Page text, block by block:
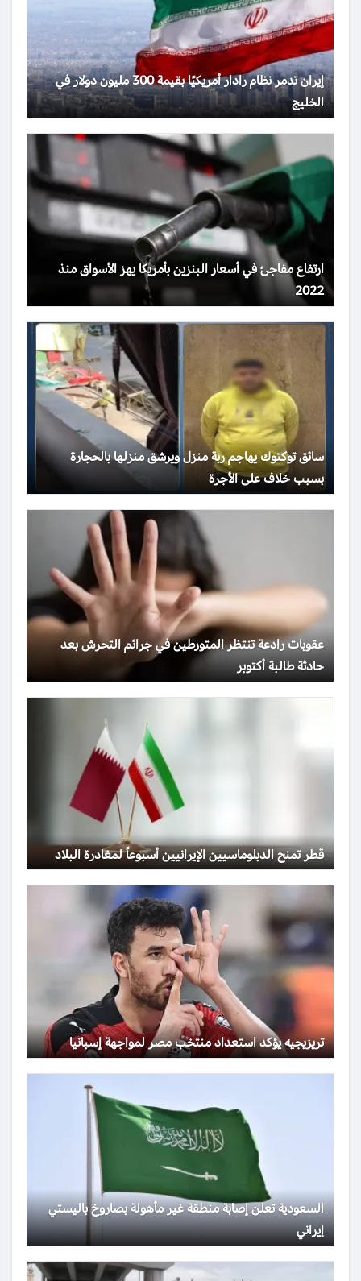
إيران تدمر نظام رادار أمريكيًا بقيمة 300 مليون دولار في
الخليج
ارتفاع مفاجئ في أسعار البنزين بأمريكا يهز الأسواق منذ
2022
سائق توكتوك يهاجم ربة منزل ويرشق منزلها بالحجارة
بسبب خلاف على الأجرة
عقوبات رادعة تنتظر المتورطين في جرائم التحرش بعد
حادثة طالبة أكتوبر
قطر تمنح الدبلوماسيين الإيرانيين أسبوعاً لمغادرة البلاد
تريزيجيه يؤكد استعداد منتخب مصر لمواجهة إسبانيا
السعودية تعلن إصابة منطقة غير مأهولة بصاروخ باليستي
إيراني